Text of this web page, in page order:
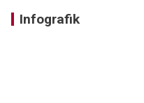
Infografik